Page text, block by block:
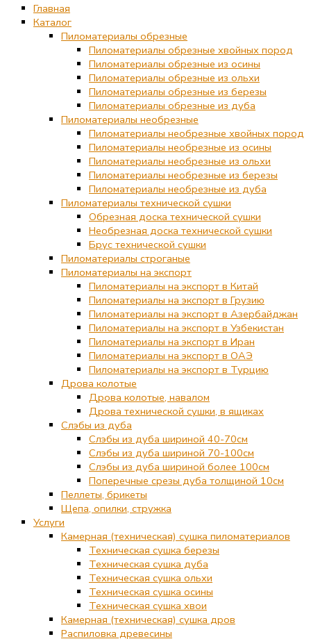
Главная
Каталог
Пиломатериалы обрезные
Пиломатериалы обрезные хвойных пород
Пиломатериалы обрезные из осины
Пиломатериалы обрезные из ольхи
Пиломатериалы обрезные из березы
Пиломатериалы обрезные из дуба
Пиломатериалы необрезные
Пиломатериалы необрезные хвойных пород
Пиломатериалы необрезные из осины
Пиломатериалы необрезные из ольхи
Пиломатериалы необрезные из березы
Пиломатериалы необрезные из дуба
Пиломатериалы технической сушки
Обрезная доска технической сушки
Необрезная доска технической сушки
Брус технической сушки
Пиломатериалы строганые
Пиломатериалы на экспорт
Пиломатериалы на экспорт в Китай
Пиломатериалы на экспорт в Грузию
Пиломатериалы на экспорт в Азербайджан
Пиломатериалы на экспорт в Узбекистан
Пиломатериалы на экспорт в Иран
Пиломатериалы на экспорт в ОАЭ
Пиломатериалы на экспорт в Турцию
Дрова колотые
Дрова колотые, навалом
Дрова технической сушки, в ящиках
Слэбы из дуба
Слэбы из дуба шириной 40-70см
Слэбы из дуба шириной 70-100см
Слэбы из дуба шириной более 100см
Поперечные срезы дуба толщиной 10см
Пеллеты, брикеты
Щепа, опилки, стружка
Услуги
Камерная (техническая) сушка пиломатериалов
Техническая сушка березы
Техническая сушка дуба
Техническая сушка ольхи
Техническая сушка осины
Техническая сушка хвои
Камерная (техническая) сушка дров
Распиловка древесины